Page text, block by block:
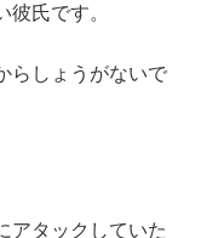
氏です。
らしょうがないで
アタックしていた